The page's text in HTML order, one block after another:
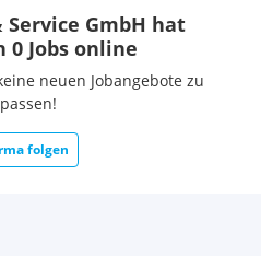
Service GmbH hat
0 Jobs online
neuen Jobangebote zu
folgen